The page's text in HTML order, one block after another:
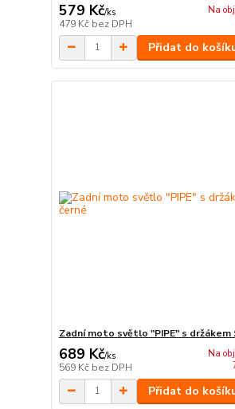
579 Kč/ks
479 Kč bez DPH
Na
Přidat do
Zadní moto světlo "PIPE" s držákem
689 Kč/ks
569 Kč bez DPH
Na
Přidat do